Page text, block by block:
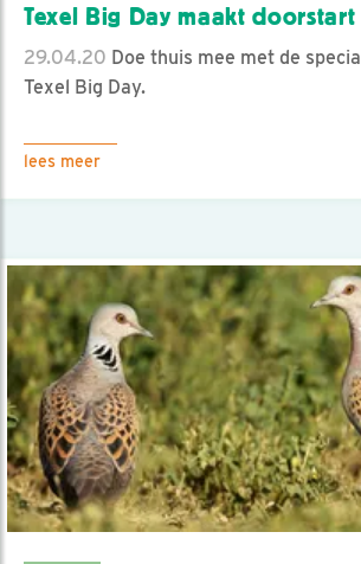
Texel Big Day maakt doorstart
29.04.20 Doe thuis mee met de
Texel Big Day.
lees meer